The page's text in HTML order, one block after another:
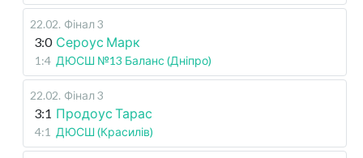
22.02. Фінал 3
3:0 Сероус Марк
1:4 ДЮСШ №13 Баланс (Дніпро)
22.02. Фінал 3
3:1 Продоус Тарас
4:1 ДЮСШ (Красилів)